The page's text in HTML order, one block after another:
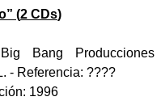
” (2 CDs)
Big Bang Producciones
- Referencia: ????
1996